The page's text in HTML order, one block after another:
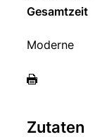
Gesamtzeit
Moderne
Zutaten